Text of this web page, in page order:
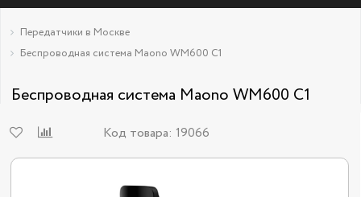
Передатчики в Москве
Беcпроводная система Maono WM600 C1
Беcпроводная система Maono WM600 C1
Код товара: 19066